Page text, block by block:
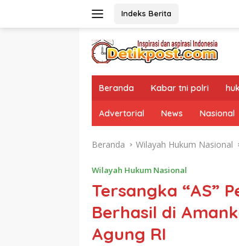
Indeks Berita
Beranda Kabar tni polri
Advertorial News Nasional
Beranda Wilayah Hukum Nasional
Wilayah Hukum Nasional
Tersangka “AS”
Berhasil di
Agung RI